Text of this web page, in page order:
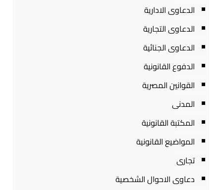
الدعاوى الادارية
الدعاوى التجارية
الدعاوى الجنائية
الدفوع القانونية
القوانين المصرية
المدنى
المكتبة القانونية
المواضيع القانونية
تجارى
دعاوى الاحوال الشخصية